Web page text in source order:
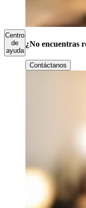
Centro
de
ayuda
¿No encuentras
Contáctanos